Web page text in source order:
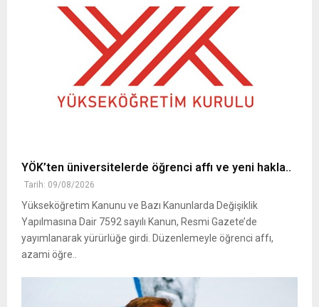
YÖK’ten üniversitelerde öğrenci affı ve yeni hakla..
Tarih: 09/08/2026
Yükseköğretim Kanunu ve Bazı Kanunlarda Değişiklik
Yapılmasına Dair 7592 sayılı Kanun, Resmi Gazete’de
yayımlanarak yürürlüğe girdi. Düzenlemeyle öğrenci affı,
azami öğre..